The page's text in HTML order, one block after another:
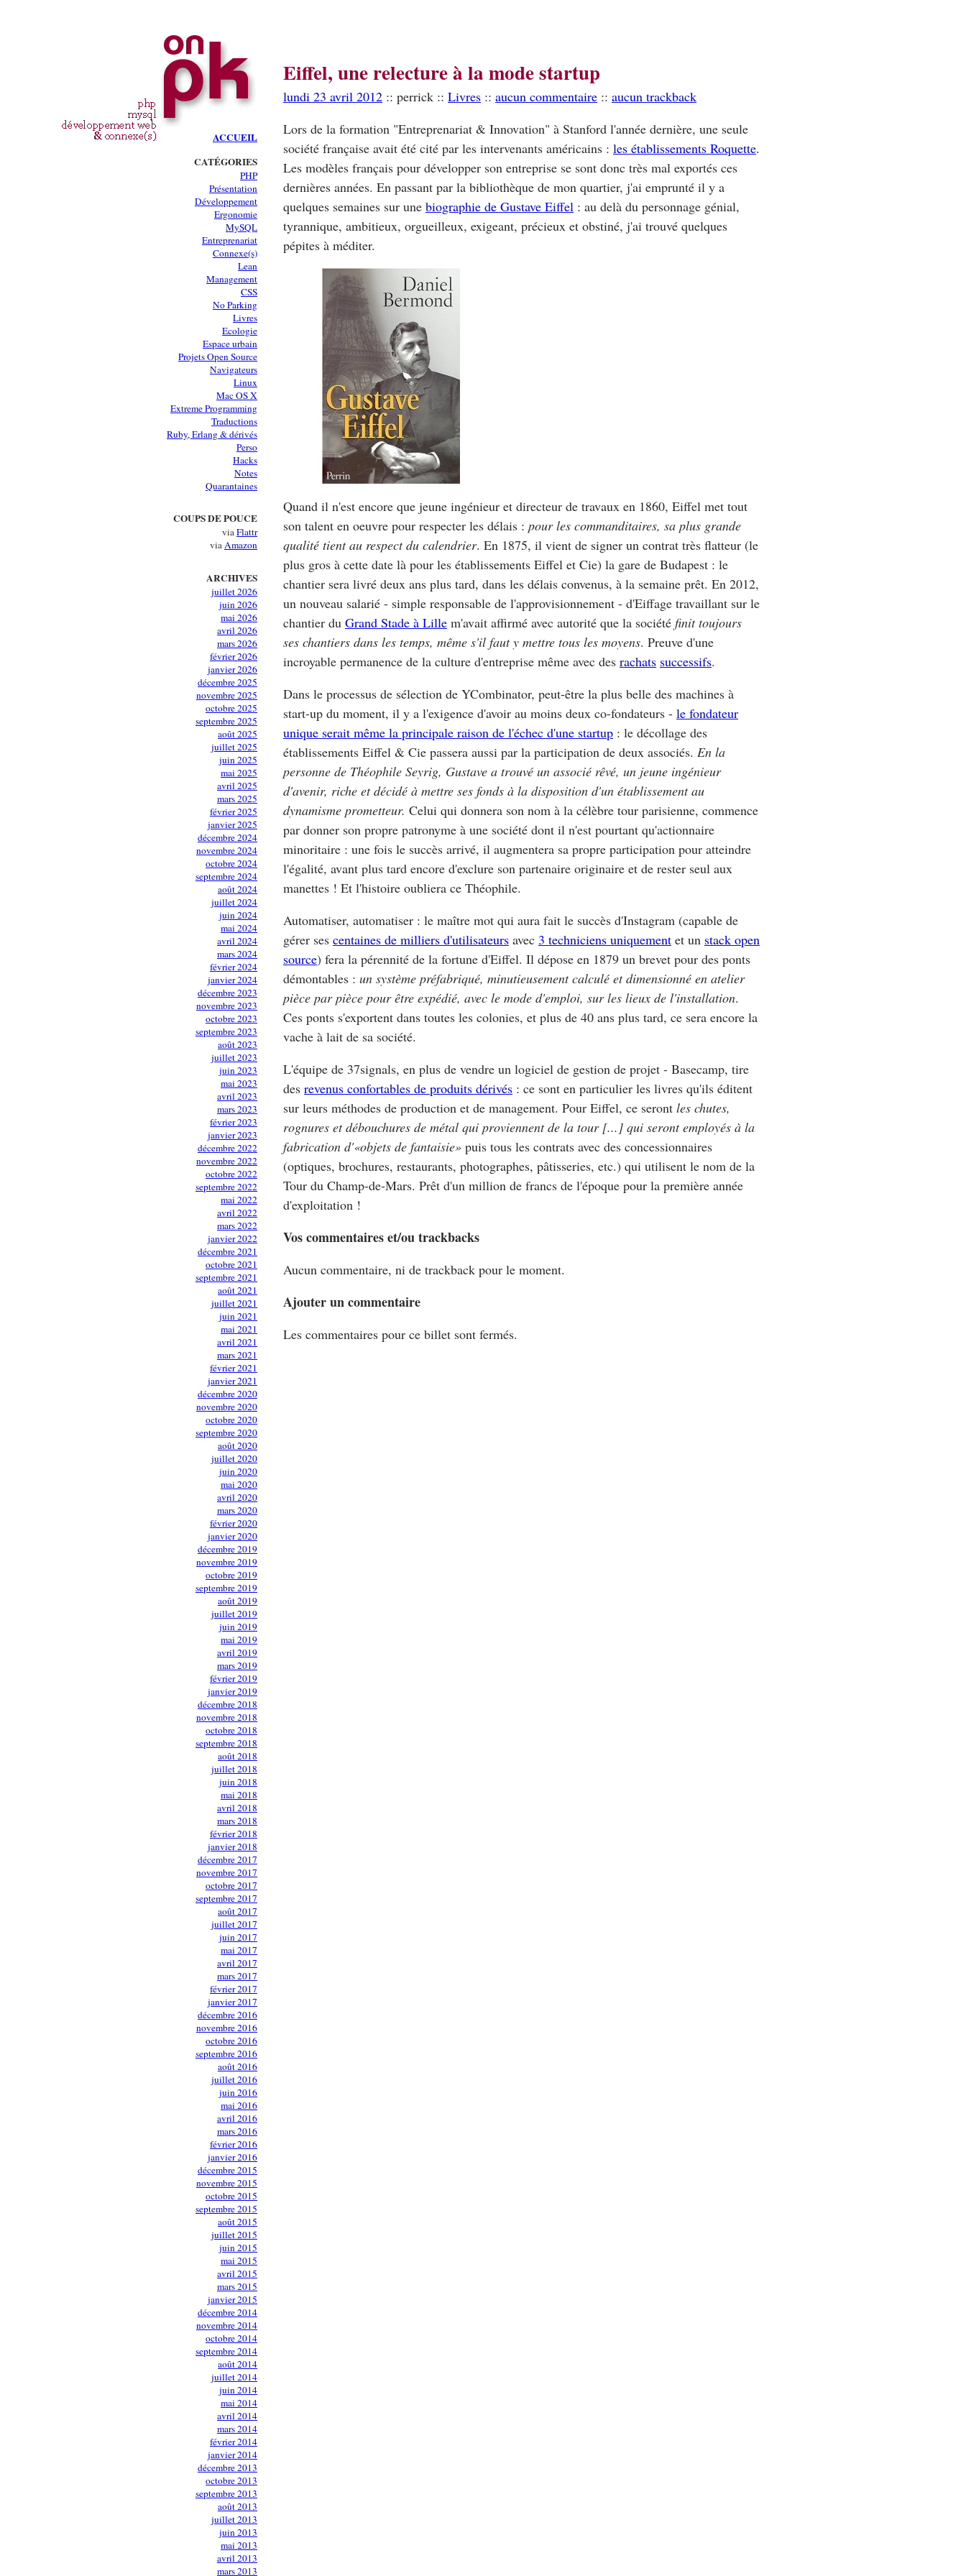
ACCUEIL
CATÉGORIES
PHP
Présentation
Développement
Ergonomie
MySQL
Entreprenariat
Connexe(s)
Lean
Management
CSS
No Parking
Livres
Ecologie
Espace urbain
Projets Open Source
Navigateurs
Linux
Mac OS X
Extreme Programming
Traductions
Ruby, Erlang & dérivés
Perso
Hacks
Notes
Quarantaines
COUPS DE POUCE
viaFlattr
viaAmazon
ARCHIVES
juillet 2026
juin 2026
mai 2026
avril 2026
mars 2026
février 2026
janvier 2026
décembre 2025
novembre 2025
octobre 2025
septembre 2025
août 2025
juillet 2025
juin 2025
mai 2025
avril 2025
mars 2025
février 2025
janvier 2025
décembre 2024
novembre 2024
octobre 2024
septembre 2024
août 2024
juillet 2024
juin 2024
mai 2024
avril 2024
mars 2024
février 2024
janvier 2024
décembre 2023
novembre 2023
octobre 2023
septembre 2023
août 2023
juillet 2023
juin 2023
mai 2023
avril 2023
mars 2023
février 2023
janvier 2023
décembre 2022
novembre 2022
octobre 2022
septembre 2022
mai 2022
avril 2022
mars 2022
janvier 2022
décembre 2021
octobre 2021
septembre 2021
août 2021
juillet 2021
juin 2021
mai 2021
avril 2021
mars 2021
février 2021
janvier 2021
décembre 2020
novembre 2020
octobre 2020
septembre 2020
août 2020
juillet 2020
juin 2020
mai 2020
avril 2020
mars 2020
février 2020
janvier 2020
décembre 2019
novembre 2019
octobre 2019
septembre 2019
août 2019
juillet 2019
juin 2019
mai 2019
avril 2019
mars 2019
février 2019
janvier 2019
décembre 2018
novembre 2018
octobre 2018
septembre 2018
août 2018
juillet 2018
juin 2018
mai 2018
avril 2018
mars 2018
février 2018
janvier 2018
décembre 2017
novembre 2017
octobre 2017
septembre 2017
août 2017
juillet 2017
juin 2017
mai 2017
avril 2017
mars 2017
février 2017
janvier 2017
décembre 2016
novembre 2016
octobre 2016
septembre 2016
août 2016
juillet 2016
juin 2016
mai 2016
avril 2016
mars 2016
février 2016
janvier 2016
décembre 2015
novembre 2015
octobre 2015
septembre 2015
août 2015
juillet 2015
juin 2015
mai 2015
avril 2015
mars 2015
janvier 2015
décembre 2014
novembre 2014
octobre 2014
septembre 2014
août 2014
juillet 2014
juin 2014
mai 2014
avril 2014
mars 2014
février 2014
janvier 2014
décembre 2013
octobre 2013
septembre 2013
août 2013
juillet 2013
juin 2013
mai 2013
avril 2013
mars 2013
Eiffel, une relecture à la mode startup
lundi 23 avril 2012 :: perrick :: Livres :: aucun commentaire :: aucun trackback
Lors de la formation "Entreprenariat & Innovation" à Stanford l'année dernière, une seule
société française avait été cité par les intervenants américains : les établissements Roquette.
Les modèles français pour développer son entreprise se sont donc très mal exportés ces
dernières années. En passant par la bibliothèque de mon quartier, j'ai emprunté il y a
quelques semaines sur une biographie de Gustave Eiffel : au delà du personnage génial,
tyrannique, ambitieux, orgueilleux, exigeant, précieux et obstiné, j'ai trouvé quelques
pépites à méditer.
Quand il n'est encore que jeune ingénieur et directeur de travaux en 1860, Eiffel met tout
son talent en oeuvre pour respecter les délais : pour les commanditaires, sa plus grande
qualité tient au respect du calendrier. En 1875, il vient de signer un contrat très flatteur (le
plus gros à cette date là pour les établissements Eiffel et Cie) la gare de Budapest : le
chantier sera livré deux ans plus tard, dans les délais convenus, à la semaine prêt. En 2012,
un nouveau salarié - simple responsable de l'approvisionnement - d'Eiffage travaillant sur le
chantier du Grand Stade à Lille m'avait affirmé avec autorité que la société finit toujours
ses chantiers dans les temps, même s'il faut y mettre tous les moyens. Preuve d'une
incroyable permanence de la culture d'entreprise même avec des rachats successifs.
Dans le processus de sélection de YCombinator, peut-être la plus belle des machines à
start-up du moment, il y a l'exigence d'avoir au moins deux co-fondateurs - le fondateur
unique serait même la principale raison de l'échec d'une startup : le décollage des
établissements Eiffel & Cie passera aussi par la participation de deux associés. En la
personne de Théophile Seyrig, Gustave a trouvé un associé rêvé, un jeune ingénieur
d'avenir, riche et décidé à mettre ses fonds à la disposition d'un établissement au
dynamisme prometteur. Celui qui donnera son nom à la célèbre tour parisienne, commence
par donner son propre patronyme à une société dont il n'est pourtant qu'actionnaire
minoritaire : une fois le succès arrivé, il augmentera sa propre participation pour atteindre
l'égalité, avant plus tard encore d'exclure son partenaire originaire et de rester seul aux
manettes ! Et l'histoire oubliera ce Théophile.
Automatiser, automatiser : le maître mot qui aura fait le succès d'Instagram (capable de
gérer ses centaines de milliers d'utilisateurs avec 3 techniciens uniquement et un stack open
source) fera la pérennité de la fortune d'Eiffel. Il dépose en 1879 un brevet pour des ponts
démontables : un système préfabriqué, minutieusement calculé et dimensionné en atelier
pièce par pièce pour être expédié, avec le mode d'emploi, sur les lieux de l'installation.
Ces ponts s'exportent dans toutes les colonies, et plus de 40 ans plus tard, ce sera encore la
vache à lait de sa société.
L'équipe de 37signals, en plus de vendre un logiciel de gestion de projet - Basecamp, tire
des revenus confortables de produits dérivés : ce sont en particulier les livres qu'ils éditent
sur leurs méthodes de production et de management. Pour Eiffel, ce seront les chutes,
rognures et débouchures de métal qui proviennent de la tour [...] qui seront employés à la
fabrication d'«objets de fantaisie» puis tous les contrats avec des concessionnaires
(optiques, brochures, restaurants, photographes, pâtisseries, etc.) qui utilisent le nom de la
Tour du Champ-de-Mars. Prêt d'un million de francs de l'époque pour la première année
d'exploitation !
Vos commentaires et/ou trackbacks
Aucun commentaire, ni de trackback pour le moment.
Ajouter un commentaire
Les commentaires pour ce billet sont fermés.